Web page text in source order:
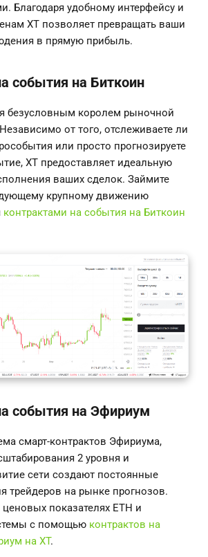
Благодаря удобному интерфейсу и
XT позволяет превращать ваши
в прямую прибыль.
события на Биткоин
безусловным королем рыночной
от того, отслеживаете ли
или просто прогнозируете
XT предоставляет идеальную
ваших сделок. Займите
крупному движению
контрактами на события на Биткоин
события на Эфириум
смарт-контрактов Эфириума,
2 уровня и
сети создают постоянные
трейдеров на рынке прогнозов.
показателях ETH и
с помощью контрактов на
на XT.